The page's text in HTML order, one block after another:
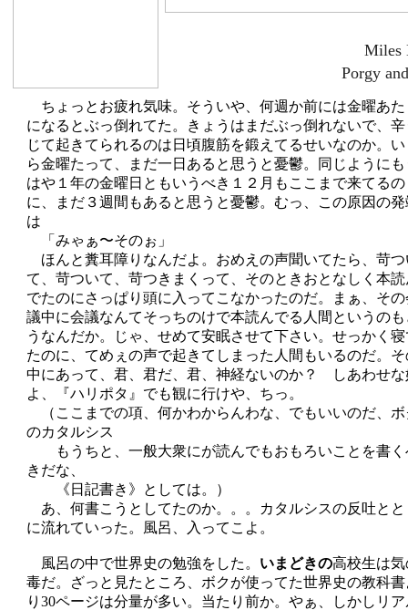
Miles
Porgy
ちょっとお疲れ気味。そういや、何週か前には金曜あた
になるとぶっ倒れてた。きょうはまだぶっ倒れないで、辛
じて起きてられるのは日頃腹筋を鍛えてるせいなのか。い
ら金曜たって、まだ一日あると思うと憂鬱。同じようにも
はや１年の金曜日ともいうべき１２月もここまで来てるの
に、まだ３週間もあると思うと憂鬱。むっ、この原因の発
は
「みゃぁ〜そのぉ」
ほんと糞耳障りなんだよ。おめえの声聞いてたら、苛つ
て、苛ついて、苛つきまくって、そのときおとなしく本読
でたのにさっぱり頭に入ってこなかったのだ。まぁ、その
議中に会議なんてそっちのけで本読んでる人間というのも
うなんだか。じゃ、せめて安眠させて下さい。せっかく寝
たのに、てめぇの声で起きてしまった人間もいるのだ。そ
中にあって、君、君だ、君、神経ないのか？ しあわせな
よ、『ハリポタ』でも観に行けや、ちっ。
（ここまでの項、何かわからんわな、でもいいのだ、ボ
のカタルシス
もうちと、一般大衆にが読んでもおもろいことを書く
きだな、
《日記書き》としては。）
あ、何書こうとしてたのか。。。カタルシスの反吐とと
に流れていった。風呂、入ってこよ。
風呂の中で世界史の勉強をした。 いまどきの高校生は気
毒だ。ざっと見たところ、ボクが使ってた世界史の教科書
り30ページは分量が多い。当たり前か。やぁ、しかしリア